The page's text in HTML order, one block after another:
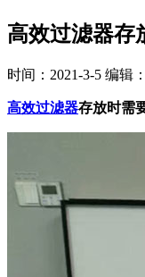
高效过滤器存
时间：2021-3-5 编辑
高效过滤器存放时需